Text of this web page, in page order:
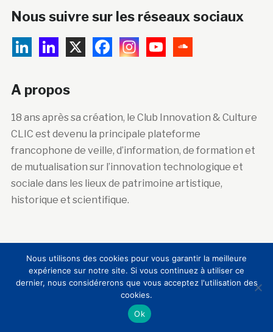
Nous suivre sur les réseaux sociaux
A propos
18 ans après sa création, le Club Innovation & Culture
CLIC est devenu la principale plateforme
francophone de veille, d’information, de formation et
de mutualisation sur l’innovation technologique et
sociale dans les lieux de patrimoine artistique,
historique et scientifique.
Courriel :
Nous utilisons des cookies pour vous garantir la meilleure
expérience sur notre site. Si vous continuez à utiliser ce
dernier, nous considérerons que vous acceptez l'utilisation des
cookies.
Ok